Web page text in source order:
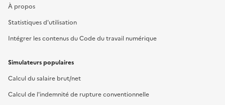
À propos
Statistiques d'utilisation
Intégrer les contenus du Code du travail numérique
Simulateurs populaires
Calcul du salaire brut/net
Calcul de l'indemnité de rupture conventionnelle